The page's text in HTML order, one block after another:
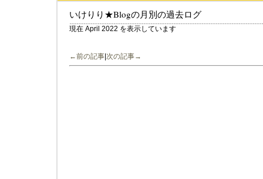
いけりり★Blogの月別の過去ログ
現在 April 2022 を表示しています
←前の記事 次の記事→